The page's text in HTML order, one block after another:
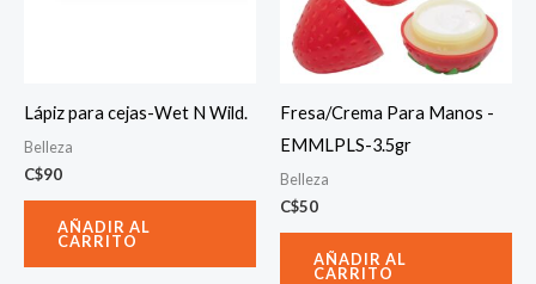
Lápiz para cejas-Wet N Wild.
Belleza
C$90
AÑADIR AL
CARRITO
Fresa/Crema Para Manos -
EMMLPLS-3.5gr
Belleza
C$50
AÑADIR AL
CARRITO